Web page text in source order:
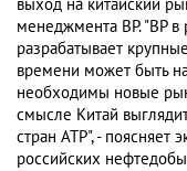
выход на китайский
менеджмента BP. "BP
разрабатывает
времени может быть
необходимы новые
смысле Китай
стран АТР", - поясняет
российских